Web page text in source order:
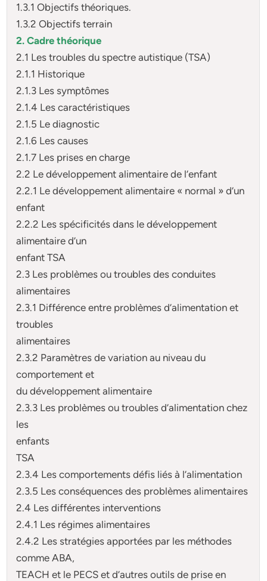
1.3.1 Objectifs théoriques.
1.3.2 Objectifs terrain
2. Cadre théorique
2.1 Les troubles du spectre autistique (TSA)
2.1.1 Historique
2.1.3 Les symptômes
2.1.4 Les caractéristiques
2.1.5 Le diagnostic
2.1.6 Les causes
2.1.7 Les prises en charge
2.2 Le développement alimentaire de l’enfant
2.2.1 Le développement alimentaire « normal » d’un
enfant
2.2.2 Les spécificités dans le développement
alimentaire d’un
enfant TSA
2.3 Les problèmes ou troubles des conduites
alimentaires
2.3.1 Différence entre problèmes d’alimentation et
troubles
alimentaires
2.3.2 Paramètres de variation au niveau du
comportement et
du développement alimentaire
2.3.3 Les problèmes ou troubles d’alimentation chez
les
enfants
TSA
2.3.4 Les comportements défis liés à l’alimentation
2.3.5 Les conséquences des problèmes alimentaires
2.4 Les différentes interventions
2.4.1 Les régimes alimentaires
2.4.2 Les stratégies apportées par les méthodes
comme ABA,
TEACH et le PECS et d’autres outils de prise en